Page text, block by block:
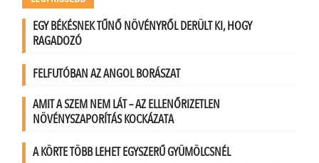
EGY BÉKÉSNEK TŰNŐ NÖVÉNYRŐL DERÜLT KI, HOGY
RAGADOZÓ
FELFUTÓBAN AZ ANGOL BORÁSZAT
AMIT A SZEM NEM LÁT – AZ ELLENŐRIZETLEN
NÖVÉNYSZAPORÍTÁS KOCKÁZATA
A KÖRTE TÖBB LEHET EGYSZERŰ GYÜMÖLCSNÉL